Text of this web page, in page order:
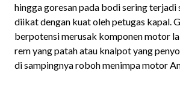
hingga goresan pada bodi sering
diikat dengan kuat oleh petugas kapal.
berpotensi merusak komponen motor
rem yang patah atau knalpot yang
di sampingnya roboh menimpa motor